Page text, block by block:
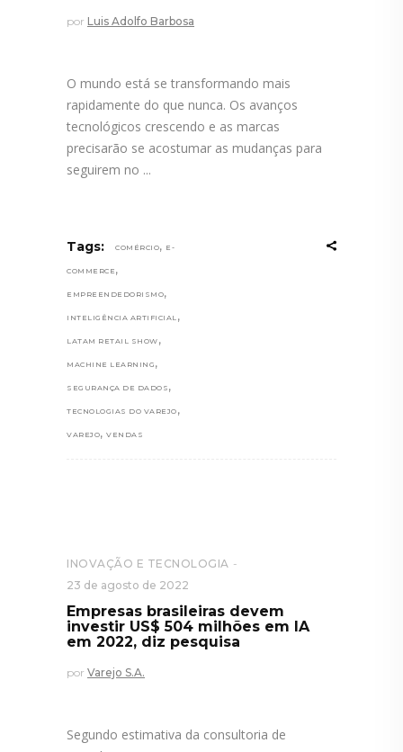
por Luis Adolfo Barbosa
O mundo está se transformando mais
rapidamente do que nunca. Os avanços
tecnológicos crescendo e as marcas
precisarão se acostumar as mudanças para
seguirem no
Tags: COMÉRCIO, E-
COMMERCE ,
EMPREENDEDORISMO,
INTELIGÊNCIA ARTIFICIAL ,
LATAM RETAIL SHOW ,
MACHINE LEARNING ,
SEGURANÇA DE DADOS ,
TECNOLOGIAS DO VAREJO ,
VAREJO, VENDAS
INOVAÇÃO E TECNOLOGIA
23 de agosto de 2022
Empresas brasileiras devem
investir US$ 504 milhões em IA
em 2022, diz pesquisa
por Varejo S.A.
Segundo estimativa da consultoria de